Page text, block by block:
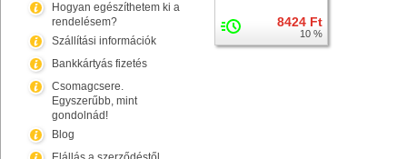
Hogyan egészíthetem ki a
rendelésem?
Szállítási információk
Bankkártyás fizetés
Csomagcsere.
Egyszerűbb, mint
gondolnád!
Blog
8424 Ft
10 %